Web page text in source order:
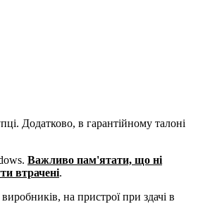
Додатково, в гарантійному талоні
Важливо пам'ятати, що ні
втрачені.
на пристрої при здачі в